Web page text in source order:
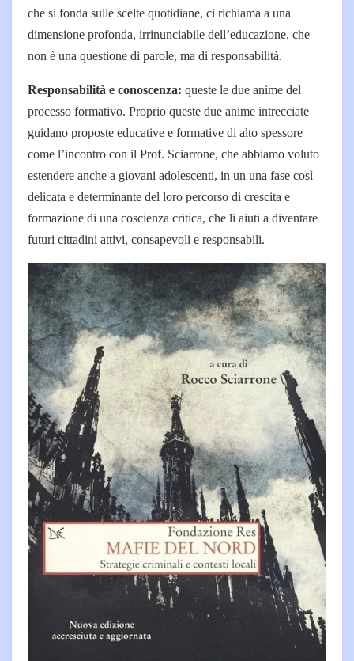
che si fonda sulle scelte quotidiane, ci richiama a una
dimensione profonda, irrinunciabile dell’educazione, che
non è una questione di parole, ma di responsabilità.
Responsabilità e conoscenza: queste le due anime del
processo formativo. Proprio queste due anime intrecciate
guidano proposte educative e formative di alto spessore
come l’incontro con il Prof. Sciarrone, che abbiamo voluto
estendere anche a giovani adolescenti, in un una fase così
delicata e determinante del loro percorso di crescita e
formazione di una coscienza critica, che li aiuti a diventare
futuri cittadini attivi, consapevoli e responsabili.